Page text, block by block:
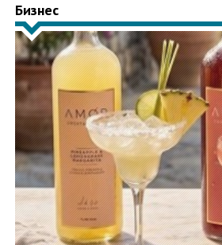
Бизнес